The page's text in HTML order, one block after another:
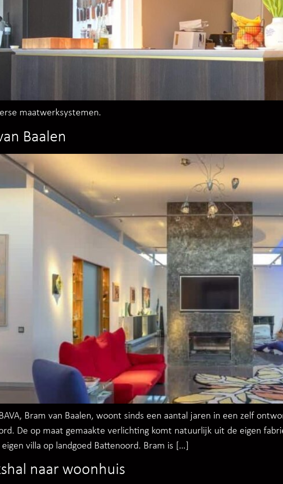
maatwerksystemen.
Baalen
Bram van Baalen, woont sinds een aantal jaren in een zelf
De op maat gemaakte verlichting komt natuurlijk uit de eigen
villa op landgoed Battenoord. Bram is […]
naar woonhuis